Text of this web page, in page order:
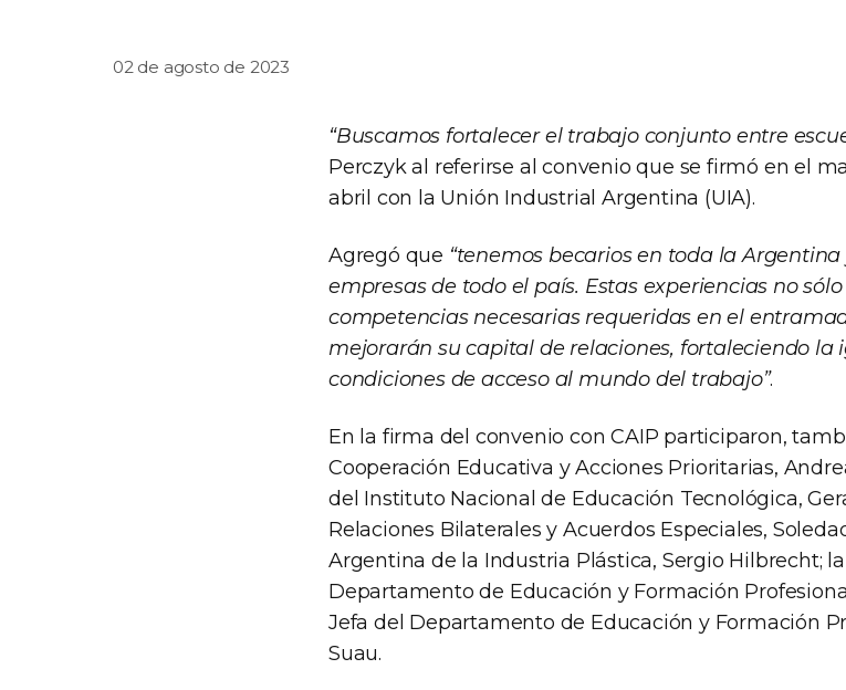
02 de agosto de 2023
“Buscamos fortalecer el trabajo conjunto entre
Perczyk al referirse al convenio que se firmó en el
abril con la Unión Industrial Argentina (UIA).
Agregó que “tenemos becarios en toda la
empresas de todo el país. Estas experiencias no
competencias necesarias requeridas en el
mejorarán su capital de relaciones, fortaleciendo
condiciones de acceso al mundo del trabajo”.
En la firma del convenio con CAIP participaron,
Cooperación Educativa y Acciones Prioritarias,
del Instituto Nacional de Educación Tecnológica,
Relaciones Bilaterales y Acuerdos Especiales,
Argentina de la Industria Plástica, Sergio Hilbrecht;
Departamento de Educación y Formación
Jefa del Departamento de Educación y Formación
Suau.